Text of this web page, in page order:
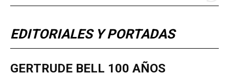
EDITORIALES Y PORTADAS
GERTRUDE BELL 100 AÑOS